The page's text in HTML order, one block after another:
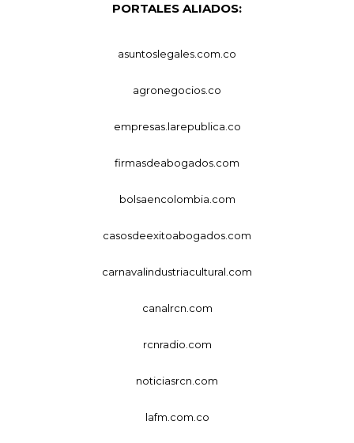
PORTALES ALIADOS:
asuntoslegales.com.co
agronegocios.co
empresas.larepublica.co
firmasdeabogados.com
bolsaencolombia.com
casosdeexitoabogados.com
carnavalindustriacultural.com
canalrcn.com
rcnradio.com
noticiasrcn.com
lafm.com.co